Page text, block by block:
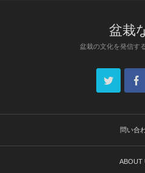
盆栽
盆栽の文化を発信す
問い合
ABOUT